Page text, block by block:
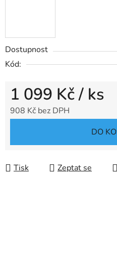
Dostupnost
Kód:
1 099 Kč/ ks
908 Kč bez DPH
DO
Tisk Zeptat se